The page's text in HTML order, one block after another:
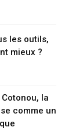
les outils,
mieux ?
la
comme un